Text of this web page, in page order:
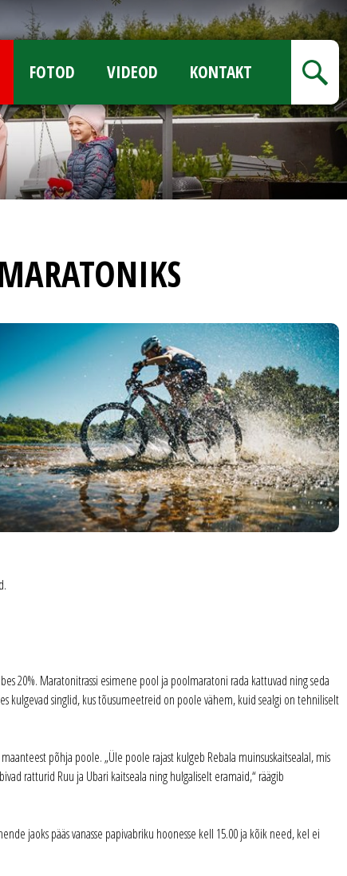
FOTOD VIDEOD KONTAKT
20%. Maratonitrassi esimene pool ja poolmaratoni rada kattuvad ning seda
kulgevad singlid, kus tõusumeetreid on poole vähem, kuid sealgi on tehniliselt
põhja poole. „Üle poole rajast kulgeb Rebala muinsuskaitsealal, mis
ratturid Ruu ja Ubari kaitseala ning hulgaliselt eramaid,“ räägib
jaoks pääs vanasse papivabriku hoonesse kell 15.00 ja kõik need, kel ei